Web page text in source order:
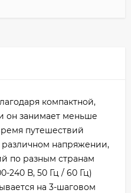
компактной,
он занимает меньше
путешествий
напряжении,
по разным странам
240 В, 50 Гц / 60 Гц)
на 3-шаговом